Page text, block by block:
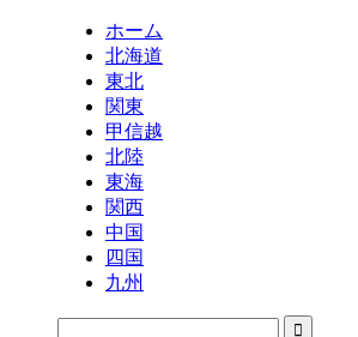
ホーム
北海道
東北
関東
甲信越
北陸
東海
関西
中国
四国
九州